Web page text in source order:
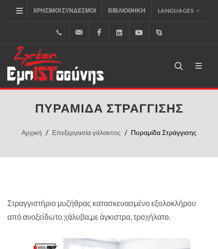
ΧΡΉΣΙΜΟΙ ΣΎΝΔΕΣΜΟΙ ΒΙΒΛΙΟΘΉΚΗ LANGUAGES
+30.2310.795.333
info@inoxst.com
FacebookLinkedInYoutube
ΠΥΡΑΜΊΔΑ ΣΤΡΆΓΓΙΣΗΣ
Αρχική Επεξεργασία γάλακτος Πυραμίδα Στράγγισης
Στραγγιστήριο μυζήθρας κατασκευασμένο εξολοκλήρου
από ανοξείδωτο χάλυβα,με άγκιστρα, τροχήλατο.